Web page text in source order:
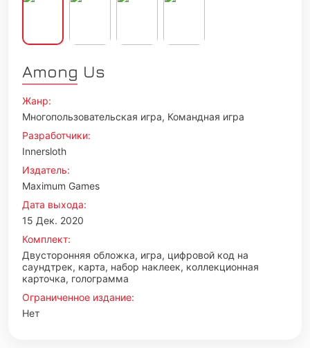
Among Us
Жанр:
Многопользовательская игра, Командная игра
Разработчики:
Innersloth
Издатель:
Maximum Games
Дата выхода:
15 Дек. 2020
Комплект:
Двусторонняя обложка, игра, цифровой код на
саундтрек, карта, набор наклеек, коллекционная
карточка, голограмма
Ограниченное издание:
Нет